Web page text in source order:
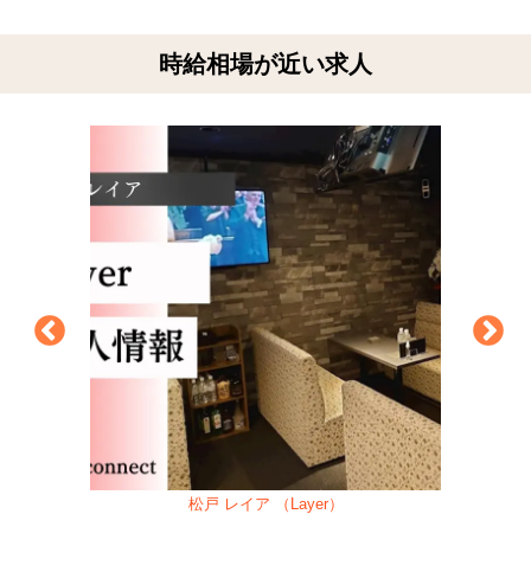
時給相場が近い求人
松戸 レイア （Layer）